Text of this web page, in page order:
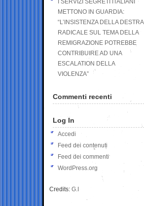
I SERVIZI SEGRETI ITALIANI
METTONO IN GUARDIA:
“L’INSISTENZA DELLA DESTRA
RADICALE SUL TEMA DELLA
REMIGRAZIONE POTREBBE
CONTRIBUIRE AD UNA
ESCALATION DELLA
VIOLENZA”
Commenti recenti
Log In
Accedi
Feed dei contenuti
Feed dei commenti
WordPress.org
Credits: G.I